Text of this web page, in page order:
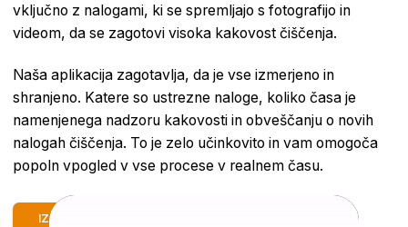
vključno z nalogami, ki se spremljajo s fotografijo in
videom, da se zagotovi visoka kakovost čiščenja.
Naša aplikacija zagotavlja, da je vse izmerjeno in
shranjeno. Katere so ustrezne naloge, koliko časa je
namenjenega nadzoru kakovosti in obveščanju o novih
nalogah čiščenja. To je zelo učinkovito in vam omogoča
popoln vpogled v vse procese v realnem času.
IZRAČUN CENE